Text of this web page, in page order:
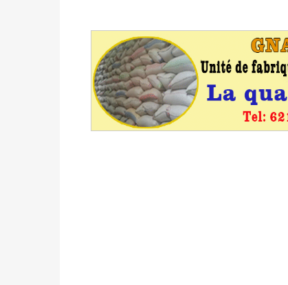
du 16 au 31 mai 2026
Politique-Délégués de bureaux de
avant le 16 mai 2026 à 16h
Politique -Proclamation des